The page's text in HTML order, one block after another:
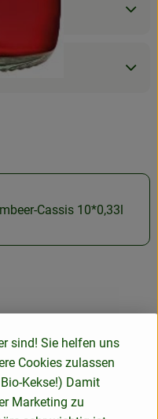
Cassis 10*0,33l
sind! Sie helfen uns
Cookies zulassen
Kekse!) Damit
Marketing zu